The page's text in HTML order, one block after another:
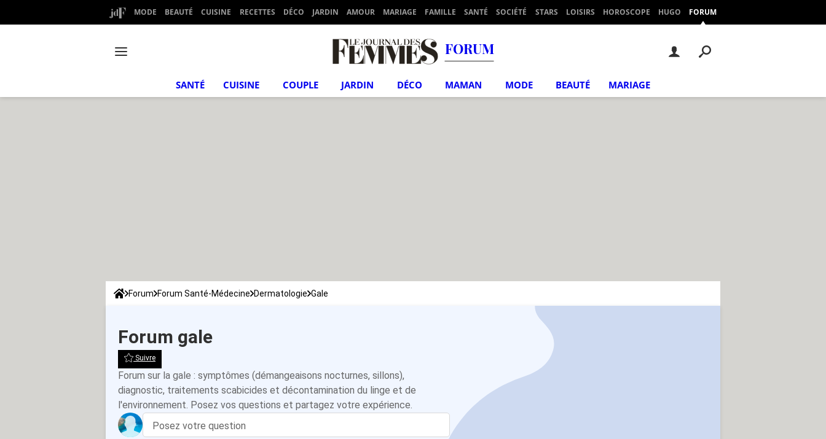
MODE BEAUTÉ CUISINE RECETTES DÉCO JARDIN AMOUR MARIAGE FAMILLE SANTÉ SOCIÉTÉ STARS LOISIRS HOROSCOPE HUGO FORUM
FORUM
SANTÉ CUISINE COUPLE JARDIN DÉCO MAMAN MODE BEAUTÉ MARIAGE
Forum Forum Santé-Médecine Dermatologie Gale
Forum gale
Suivre
Forum sur la gale : symptômes (démangeaisons nocturnes, sillons),
diagnostic, traitements scabicides et décontamination du linge et de
l'environnement. Posez vos questions et partagez votre expérience.
Posez votre question